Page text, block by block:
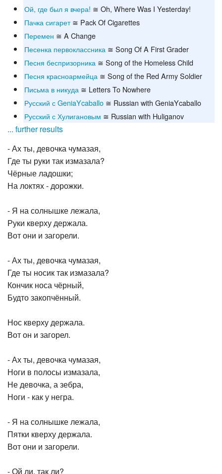
Ой, где был я вчера! ≅ Oh, Where Was I Yesterday!
Пачка сигарет≅ Pack Of Cigarettes
Перемен ≅ A Change
Песенка первоклассника ≅ Song Of A First Grader
Песня беспризорника ≅ Song of the Homeless Child
Песня красноармейца ≅ Song of the Red Army Soldier
Письма в никуда ≅ Letters To Nowhere
Русский с GeniaYcaballo ≅ Russian with GeniaYcaballo
Русский с Хулигановым ≅ Russian with Huliganov
... further results
- Ах ты, девочка чумазая,
Где ты руки так измазала?
Чёрные ладошки;
На локтях - дорожки.
- Я на солнышке лежала,
Руки кверху держала.
Вот они и загорели.
- Ах ты, девочка чумазая,
Где ты носик так измазала?
Кончик носа чёрный,
Будто закопчённый.
Нос кверху держала.
Вот он и загорел.
- Ах ты, девочка чумазая,
Ноги в полосы измазала,
Не девочка, а зебра,
Ноги - как у негра.
- Я на солнышке лежала,
Пятки кверху держала.
Вот они и загорели.
- Ой ли, так ли?